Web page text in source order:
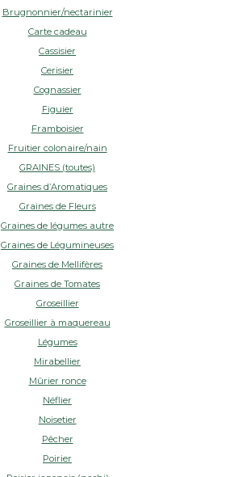
Brugnonnier/nectarinier
Carte cadeau
Cassisier
Cerisier
Cognassier
Figuier
Framboisier
Fruitier colonaire/nain
GRAINES (toutes)
Graines d’Aromatiques
Graines de Fleurs
Graines de légumes autre
Graines de Légumineuses
Graines de Mellifères
Graines de Tomates
Groseillier
Groseillier à maquereau
Légumes
Mirabellier
Mûrier ronce
Néflier
Noisetier
Pêcher
Poirier